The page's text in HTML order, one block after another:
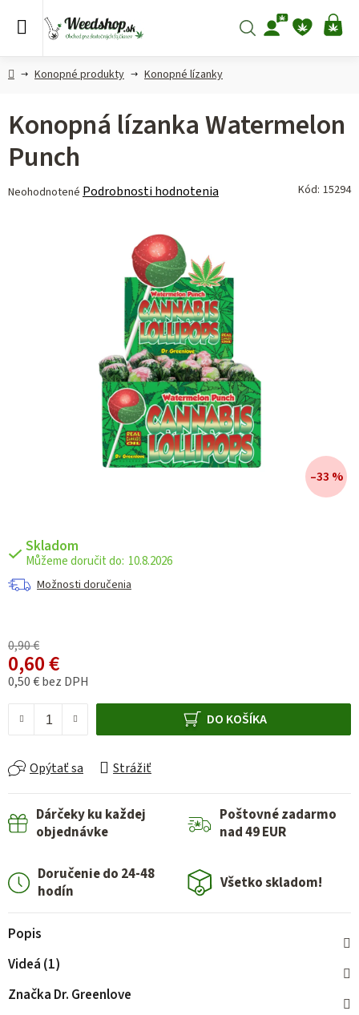
Hľadať
DomovKonopné produkty Konopné lízanky
Skladom
10.8.2026
Možnosti doručenia
0,90 €
0,60 €
0,50 € bez DPH
DO KOŠÍKA
Opýtať sa Strážiť
Konopná lízanka Watermelon
Punch
Priemerné
Neohodnotené Podrobnosti hodnotenia Kód: 15294
–33 %
Dárčeky ku každej
objednávke
Poštovné zadarmo
nad 49 EUR
Doručenie do 24-48
hodín
Všetko skladom!
Popis
Videá (1)
Značka Dr. Greenlove